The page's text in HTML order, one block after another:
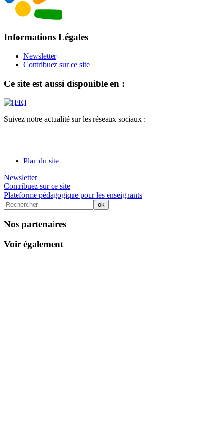
Informations Légales
Newsletter
Contribuez sur ce site
Ce site est aussi disponible en :
Suivez notre actualité sur les réseaux sociaux :
Plan du site
Newsletter
Contribuez sur ce site
Plateforme pédagogique pour les enseignants
Nos partenaires
Voir également